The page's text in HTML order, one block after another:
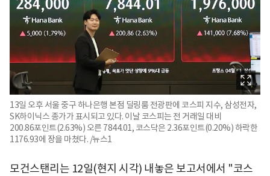
13일 오후 서울 중구 하나은행 본점 딜링룸 전광판에 코스피 지수, 삼성전자,
SK하이닉스 종가가 표시되고 있다. 이날 코스피는 전 거래일 대비
200.86포인트(2.63%) 오른 7844.01, 코스닥은 2.36포인트(0.20%) 하락한
1176.93에 장을 마쳤다. /뉴스1
모건스탠리는 12일(현지 시각) 내놓은 보고서에서 "코스